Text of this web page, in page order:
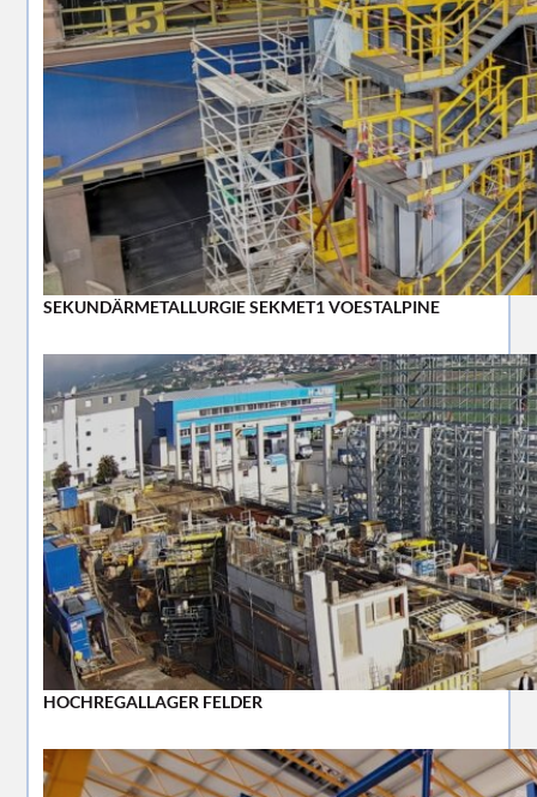
SEKUNDÄRMETALLURGIE SEKMET1 VOESTALPINE
HOCHREGALLAGER FELDER